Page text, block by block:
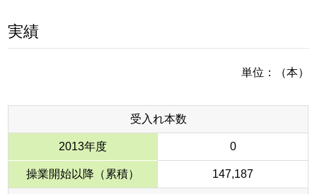
実績
単位：（本）
受入れ本数
2013年度 0
操業開始以降（累積） 147,187